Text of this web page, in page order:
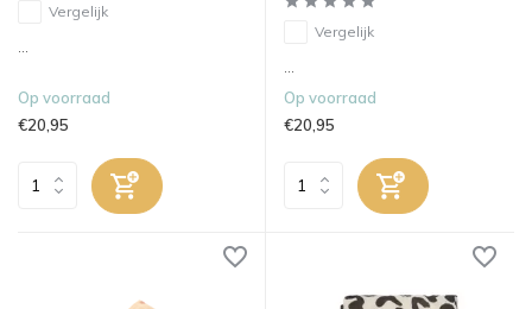
Vergelijk
Op voorraad
€20,95
Vergelijk
Op voorraad
€20,95